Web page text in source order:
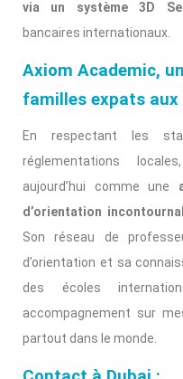
via un système 3D
bancaires internationaux.
Axiom Academic,
familles expats aux
En respectant les
réglementations
aujourd’hui comme une
d’orientation
Son réseau de
d’orientation et sa
des écoles
accompagnement sur
partout dans le monde.